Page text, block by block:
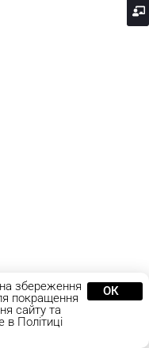
збереження
покращення
сайту та
Політиці
ОК